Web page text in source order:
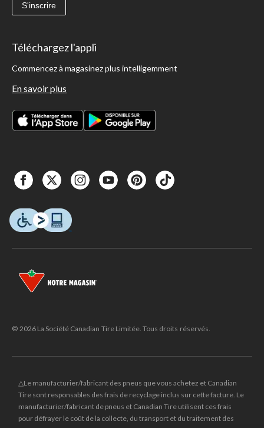
S'inscrire
Téléchargez l'appli
Commencez à magasinez plus intelligemment
En savoir plus
© 2026 La Société Canadian Tire Limitée. Tous droits réservés.
△Le manufacturier/fabricant des pneus que vous achetez et Canadian
Tire sont responsables des frais de recyclage inclus sur cette facture. Le
manufacturier/fabricant de pneus et Canadian Tire utilisent ces frais
pour défrayer le coût de la collecte, du transport et du traitement des